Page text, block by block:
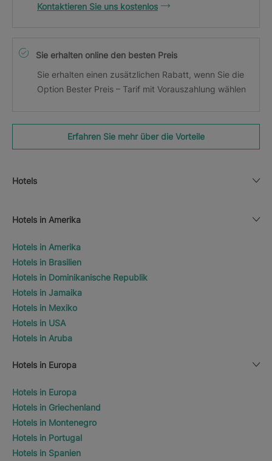
Kontaktieren Sie uns kostenlos
Sie erhalten online den besten Preis
Sie erhalten einen zusätzlichen Rabatt, wenn Sie die
Option Bester Preis – Tarif mit Vorauszahlung wählen
Erfahren Sie mehr über die Vorteile
Hotels
Hotels in Amerika
Hotels in Amerika
Hotels in Brasilien
Hotels in Dominikanische Republik
Hotels in Jamaika
Hotels in Mexiko
Hotels in USA
Hotels in Aruba
Hotels in Europa
Hotels in Europa
Hotels in Griechenland
Hotels in Montenegro
Hotels in Portugal
Hotels in Spanien